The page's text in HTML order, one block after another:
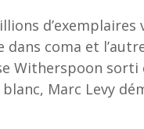
coma et
Witherspoon
Marc Levy